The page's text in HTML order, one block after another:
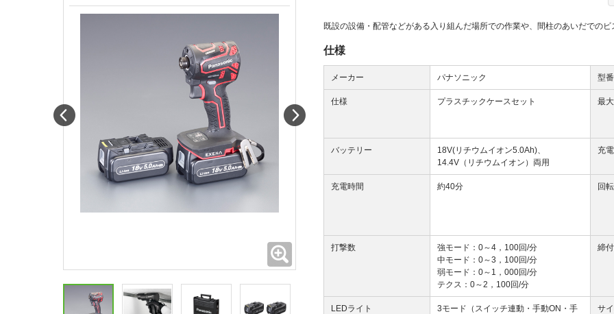
既設の設備・配管などがある入り組んだ場所での作業や、間柱のあいだでの
仕様
メーカー パナソニック 型番
仕様 プラスチックケースセット 最
バッテリー
18V(リチウムイオン5.0Ah)、
14.4V（リチウムイオン）両用
充
充電時間 約40分 回
打撃数
強モード：0～4，100回/分
中モード：0～3，100回/分
弱モード：0～1，000回/分
テクス：0～2，100回/分
締
LEDライト
3モード（スイッチ連動・手動ON・手
サ